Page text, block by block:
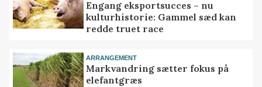
Engang eksportsucces – nu
kulturhistorie: Gammel sæd kan
redde truet race
ARRANGEMENT
Markvandring sætter fokus på
elefantgræs